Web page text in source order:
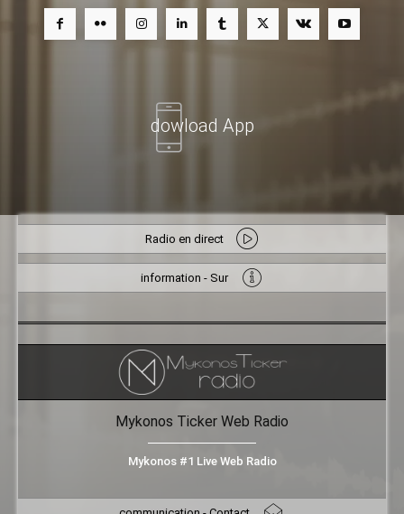
dowload App
Radio en direct
information - Sur
Mykonos Ticker Web Radio
Mykonos #1 Live Web Radio